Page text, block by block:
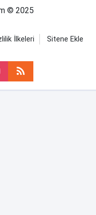
© 2025
İlkeleri Sitene Ekle